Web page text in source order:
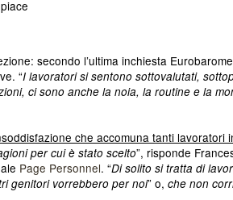
secondo l’ultima inchiesta
“I lavoratori si sentono sottovalutati,
ci sono anche la noia, la routine e la
che accomuna tanti lavoratori
per cui è stato scelto”, risponde
Page Personnel. “Di solito si tratta di
genitori vorrebbero per noi” o, che non